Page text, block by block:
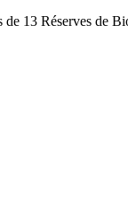
13 Réserves de